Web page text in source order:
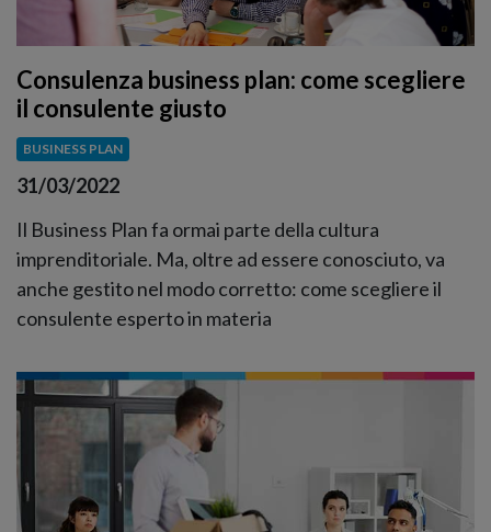
Consulenza business plan: come scegliere
il consulente giusto
BUSINESS PLAN
31/03/2022
Il Business Plan fa ormai parte della cultura
imprenditoriale. Ma, oltre ad essere conosciuto, va
anche gestito nel modo corretto: come scegliere il
consulente esperto in materia